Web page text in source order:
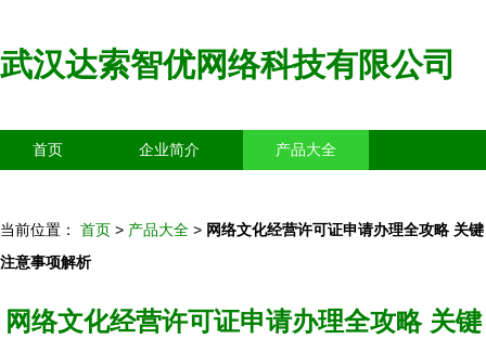
武汉达索智优网络科技有限公司
首页 企业简介 产品大全
当前位置： 首页 > 产品大全 > 网络文化经营许可证申请办理全攻略 关键
注意事项解析
网络文化经营许可证申请办理全攻略 关键